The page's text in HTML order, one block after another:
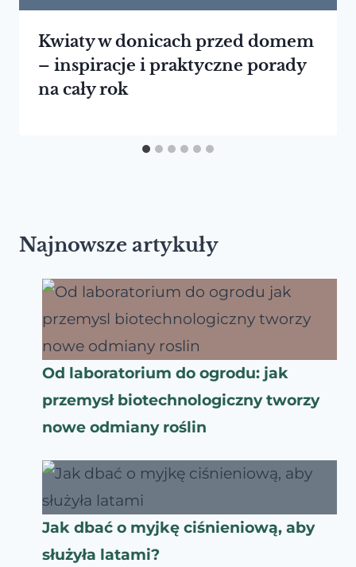
Kwiaty w donicach przed domem
– inspiracje i praktyczne porady
na cały rok
Najnowsze artykuły
Od laboratorium do ogrodu: jak
przemysł biotechnologiczny tworzy
nowe odmiany roślin
Jak dbać o myjkę ciśnieniową, aby
służyła latami?